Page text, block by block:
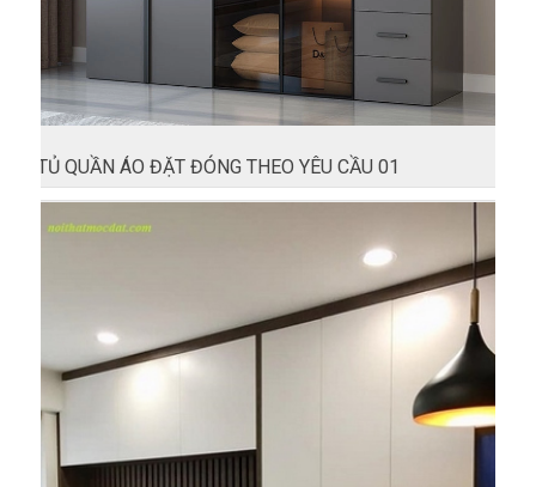
TỦ QUẦN ÁO ĐẶT ĐÓNG THEO YÊU CẦU 01